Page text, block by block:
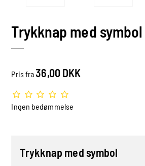
Trykknap med symbol
Pris fra36,00 DKK
Ingen bedømmelse
Trykknap med symbol